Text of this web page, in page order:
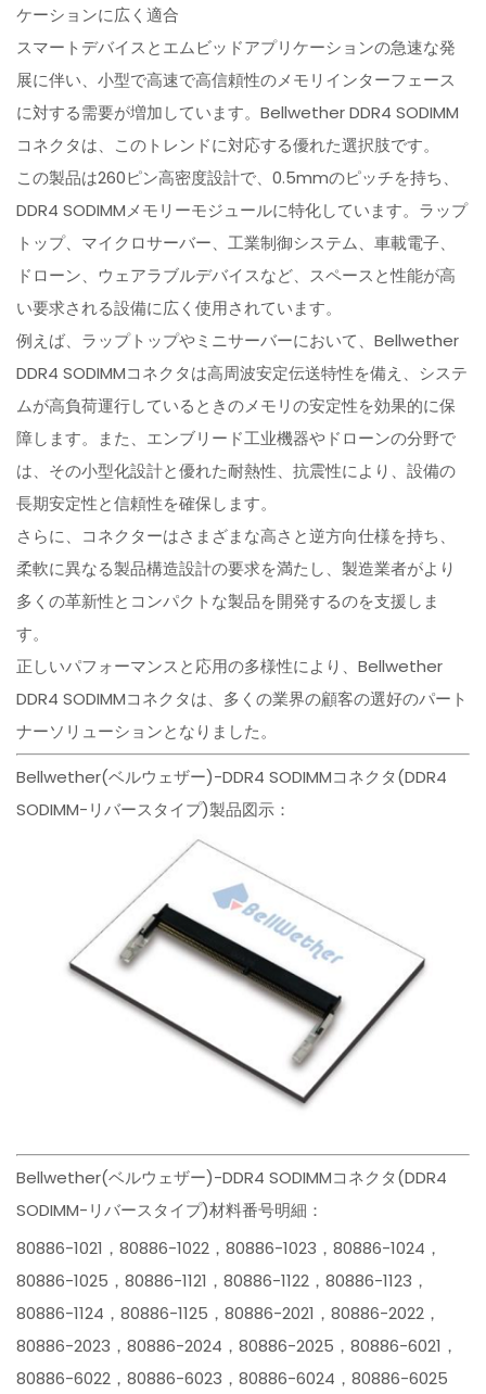
ケーションに広く適合
スマートデバイスとエムビッドアプリケーションの急速な発
展に伴い、小型で高速で高信頼性のメモリインターフェース
に対する需要が増加しています。Bellwether DDR4 SODIMM
コネクタは、このトレンドに対応する優れた選択肢です。
この製品は260ピン高密度設計で、0.5mmのピッチを持ち、
DDR4 SODIMMメモリーモジュールに特化しています。ラップ
トップ、マイクロサーバー、工業制御システム、車載電子、
ドローン、ウェアラブルデバイスなど、スペースと性能が高
い要求される設備に広く使用されています。
例えば、ラップトップやミニサーバーにおいて、Bellwether
DDR4 SODIMMコネクタは高周波安定伝送特性を備え、システ
ムが高負荷運行しているときのメモリの安定性を効果的に保
障します。また、エンブリード工业機器やドローンの分野で
は、その小型化設計と優れた耐熱性、抗震性により、設備の
長期安定性と信頼性を確保します。
さらに、コネクターはさまざまな高さと逆方向仕様を持ち、
柔軟に異なる製品構造設計の要求を満たし、製造業者がより
多くの革新性とコンパクトな製品を開発するのを支援しま
す。
正しいパフォーマンスと応用の多様性により、Bellwether
DDR4 SODIMMコネクタは、多くの業界の顧客の選好のパート
ナーソリューションとなりました。
Bellwether(ベルウェザー)-DDR4 SODIMMコネクタ(DDR4
SODIMM-リバースタイプ)製品図示：
Bellwether(ベルウェザー)-DDR4 SODIMMコネクタ(DDR4
SODIMM-リバースタイプ)材料番号明細：
80886-1021，80886-1022，80886-1023，80886-1024，
80886-1025，80886-1121，80886-1122，80886-1123，
80886-1124，80886-1125，80886-2021，80886-2022，
80886-2023，80886-2024，80886-2025，80886-6021，
80886-6022，80886-6023，80886-6024，80886-6025